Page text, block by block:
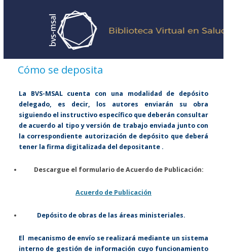
Cómo se deposita
La BVS-MSAL cuenta con una modalidad de depósito
delegado, es decir, los autores enviarán su obra
siguiendo el instructivo específico que deberán consultar
de acuerdo al tipo y versión de trabajo enviada junto con
la correspondiente autorización de depósito que deberá
tener la firma digitalizada del depositante .
Descargue el formulario de Acuerdo de Publicación:
Acuerdo de Publicación
Depósito de obras de las áreas ministeriales.
El mecanismo de envío se realizará mediante un sistema
interno de gestión de información cuyo funcionamiento